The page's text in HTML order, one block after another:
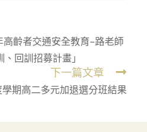
齡者交通安全教育–路老師
回訓招募計畫」
下一篇文章
期高二多元加退選分班結果